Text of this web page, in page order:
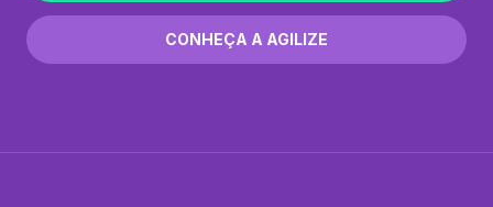
CONHEÇA A AGILIZE